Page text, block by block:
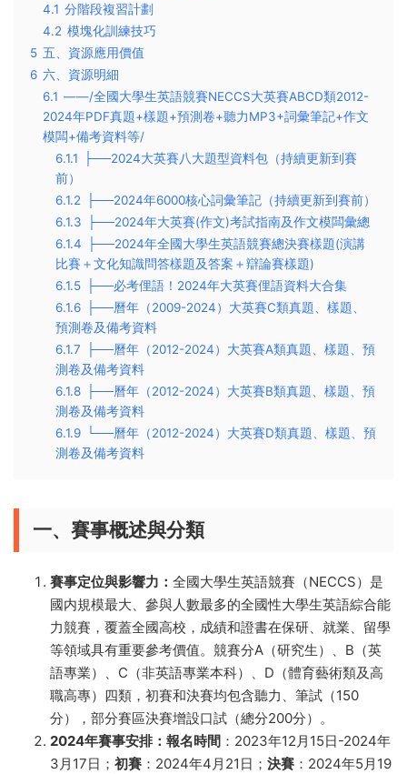
4.1 分階段複習計劃
4.2 模塊化訓練技巧
5 五、資源應用價值
6 六、資源明細
6.1 ——/全國大學生英語競賽NECCS大英賽ABCD類2012-
2024年PDF真題+樣題+預測卷+聽力MP3+詞彙筆記+作文
模闆+備考資料等/
6.1.1
├──2024大英賽八大題型資料包（持續更新到賽
前）
6.1.2
├──2024年6000核心詞彙筆記（持續更新到賽前）
6.1.3
├──2024年大英賽(作文)考試指南及作文模闆彙總
6.1.4
├──2024年全國大學生英語競賽總決賽樣題(演講
比賽＋文化知識問答樣題及答案＋辯論賽樣題)
6.1.5
├──必考俚語！2024年大英賽俚語資料大合集
6.1.6
├──曆年（2009-2024）大英賽C類真題、樣題、
預測卷及備考資料
6.1.7
├──曆年（2012-2024）大英賽A類真題、樣題、預
測卷及備考資料
6.1.8
├──曆年（2012-2024）大英賽B類真題、樣題、預
測卷及備考資料
6.1.9
└──曆年（2012-2024）大英賽D類真題、樣題、預
測卷及備考資料
一、賽事概述與分類
賽事定位與影響力： 全國大學生英語競賽（NECCS）是
國内規模最大、參與人數最多的全國性大學生英語綜合能
力競賽，覆蓋全國高校，成績和證書在保研、就業、留學
等領域具有重要參考價值。競賽分A（研究生）、B（英
語專業）、C（非英語專業本科）、D（體育藝術類及高
職高專）四類，初賽和決賽均包含聽力、筆試（150
分），部分賽區決賽增設口試（總分200分）。
2024年賽事安排： 報名時間 ：2023年12月15日-2024年
3月17日； 初賽 ：2024年4月21日； 決賽 ：2024年5月19